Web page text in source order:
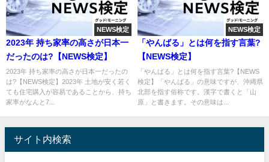
NEWS検定
2023年 持ち家率の高さが日本一
だったのは?【NEWS検定】
2023年 持ち家率の高さが日本一だったの
は?【NEWS検定】2023年 土地が安く若く
ても住宅購入が容易であることから、持ち
家率がなんと7...
NEWS検定
「やんばる」とは何を指す言葉?
【NEWS検定】
「やんばる」とは何を指す言葉?【NEWS
検定】「やんばる」の意味ですが、沖縄県
北部を指す俗称です。漢字で書くと「山
原」と書きます。その意味は...
サイト内検索